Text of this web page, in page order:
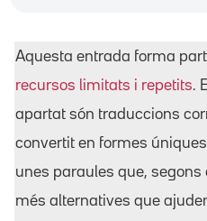
Aquesta entrada forma
recursos limitats i repetits.
apartat són traduccions
convertit en formes
unes paraules que, segons
més alternatives que